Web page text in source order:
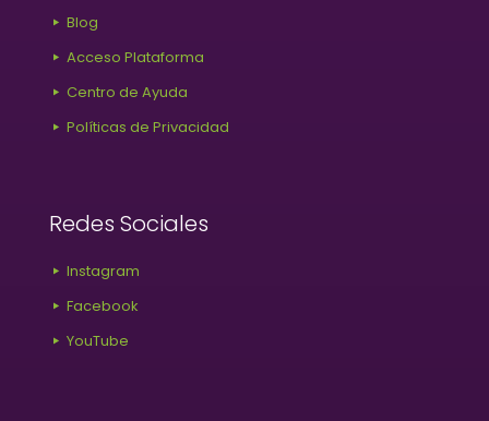
Blog
Acceso Plataforma
Centro de Ayuda
Políticas de Privacidad
Redes Sociales
Instagram
Facebook
YouTube